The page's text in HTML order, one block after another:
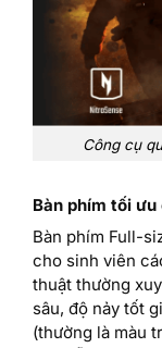
Công cụ
Bàn phím tối
Bàn phím Full-
cho sinh viên
thuật thường
sâu, độ nảy tốt
(thường là màu